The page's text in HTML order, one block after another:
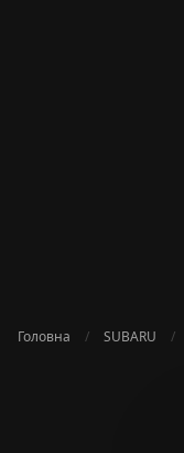
Головна SUBARU